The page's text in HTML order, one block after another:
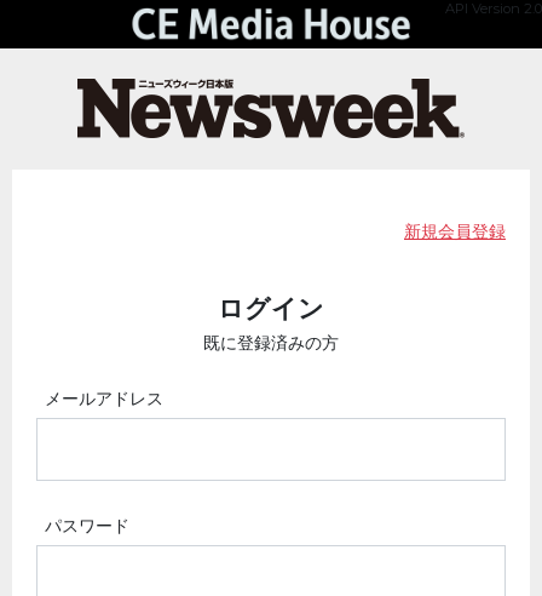
API Version 2.0
新規会員登録
ログイン
既に登録済みの方
メールアドレス
パスワード